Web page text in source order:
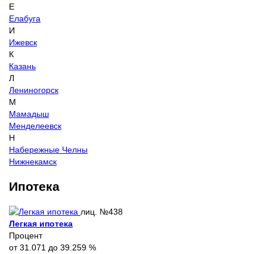
Е
Елабуга
И
Ижевск
К
Казань
Л
Лениногорск
М
Мамадыш
Менделеевск
Н
Набережные Челны
Нижнекамск
Ипотека
лиц. №438
Легкая ипотека
Процент
от 31.071 до 39.259 %